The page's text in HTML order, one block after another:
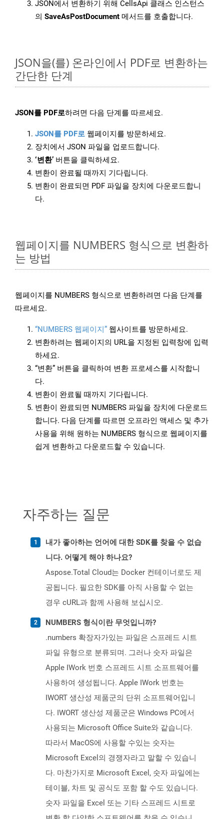
JSON에서 변환하기 위해 CellsApi 클래스 인스턴스
의 SaveAsPostDocument 메서드를 호출합니다.
JSON을(를) 온라인에서 PDF로 변환하는
간단한 단계
JSON를 PDF로하려면 다음 단계를 따르세요.
JSON를 PDF로 웹페이지를 방문하세요.
장치에서 JSON 파일을 업로드합니다.
‘변환’ 버튼을 클릭하세요.
변환이 완료될 때까지 기다립니다.
변환이 완료되면 PDF 파일을 장치에 다운로드합니
다.
웹페이지를 NUMBERS 형식으로 변환하
는 방법
웹페이지를 NUMBERS 형식으로 변환하려면 다음 단계를
따르세요.
“NUMBERS 웹페이지” 웹사이트를 방문하세요.
변환하려는 웹페이지의 URL을 지정된 입력창에 입력
하세요.
“변환” 버튼을 클릭하여 변환 프로세스를 시작합니
다.
변환이 완료될 때까지 기다립니다.
변환이 완료되면 NUMBERS 파일을 장치에 다운로드
합니다. 다음 단계를 따르면 오프라인 액세스 및 추가
사용을 위해 원하는 NUMBERS 형식으로 웹페이지를
쉽게 변환하고 다운로드할 수 있습니다.
자주하는 질문
내가 좋아하는 언어에 대한 SDK를 찾을 수 없습
니다. 어떻게 해야 하나요?
Aspose.Total Cloud는 Docker 컨테이너로도 제
공됩니다. 필요한 SDK를 아직 사용할 수 없는
경우 cURL과 함께 사용해 보십시오.
NUMBERS 형식이란 무엇입니까?
.numbers 확장자가있는 파일은 스프레드 시트
파일 유형으로 분류되며. 그러나 숫자 파일은
Apple IWork 번호 스프레드 시트 소프트웨어를
사용하여 생성됩니다. Apple IWork 번호는
IWORT 생산성 제품군의 단위 소프트웨어입니
다. IWORT 생산성 제품군은 Windows PC에서
사용되는 Microsoft Office Suite와 같습니다.
따라서 MacOS에 사용할 수있는 숫자는
Microsoft Excel의 경쟁자라고 말할 수 있습니
다. 마찬가지로 Microsoft Excel, 숫자 파일에는
테이블, 차트 및 공식도 포함 할 수도 있습니다.
숫자 파일을 Excel 또는 기타 스프레드 시트로